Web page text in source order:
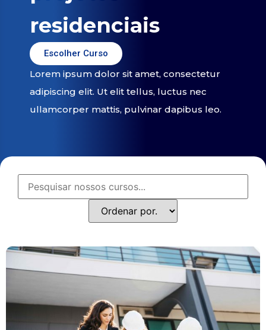
residenciais
Escolher Curso
Lorem ipsum dolor sit amet, consectetur
adipiscing elit. Ut elit tellus, luctus nec
ullamcorper mattis, pulvinar dapibus leo.